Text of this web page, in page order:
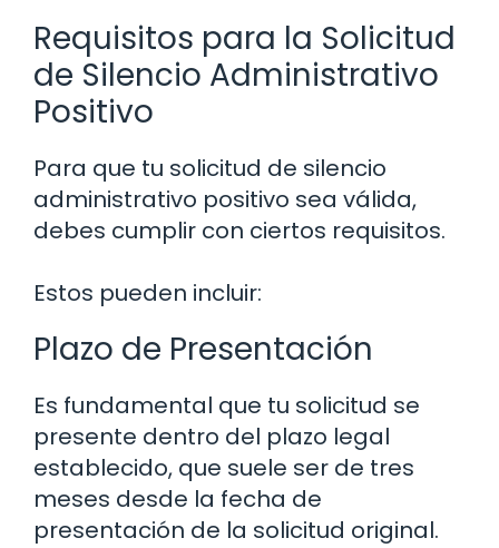
Requisitos para la Solicitud
de Silencio Administrativo
Positivo
Para que tu solicitud de silencio
administrativo positivo sea válida,
debes cumplir con ciertos requisitos.
Estos pueden incluir:
Plazo de Presentación
Es fundamental que tu solicitud se
presente dentro del plazo legal
establecido, que suele ser de tres
meses desde la fecha de
presentación de la solicitud original.